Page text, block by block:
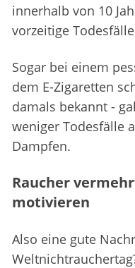
innerhalb von 10
vorzeitige
Sogar bei einem
dem E-Zigaretten
damals bekannt -
weniger Todesfälle
Dampfen.
Raucher
motivieren
Also eine gute